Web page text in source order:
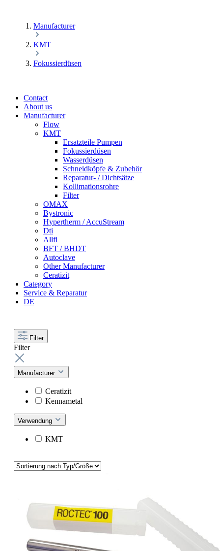
Manufacturer
KMT
Fokussierdüsen
Contact
About us
Manufacturer
Flow
KMT
Ersatzteile Pumpen
Fokussierdüsen
Wasserdüsen
Schneidköpfe & Zubehör
Reparatur- / Dichtsätze
Kollimationsrohre
Filter
OMAX
Bystronic
Hypertherm / AccuStream
Dti
Allfi
BFT / BHDT
Autoclave
Other Manufacturer
Ceratizit
Category
Service & Reparatur
DE
Filter
Filter
Manufacturer
Ceratizit
Kennametal
Verwendung
KMT